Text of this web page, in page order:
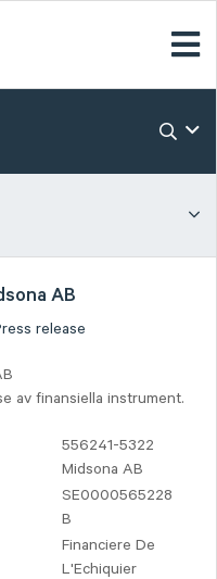
AB
release
av finansiella instrument.
556241-5322
Midsona AB
SE0000565228
B
Financiere De
L'Echiquier